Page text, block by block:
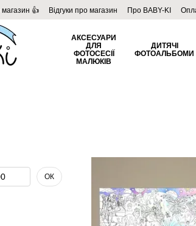
контенту
магазин 👍 Відгуки про магазин Про BABY-KI
Договір публічної оферти Блог
АКСЕСУАРИ
ДЛЯ
ФОТОСЕСІЇ
МАЛЮКІВ
ДИТЯЧІ
ФОТОАЛЬБОМИ
ОК